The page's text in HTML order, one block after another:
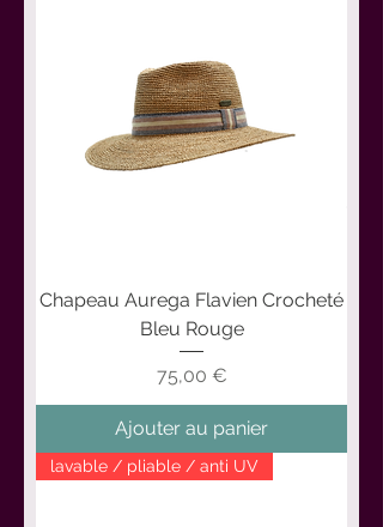
Chapeau Aurega Flavien Crocheté
Bleu Rouge
Prix
75,00 €
Ajouter au panier
lavable / pliable / anti UV